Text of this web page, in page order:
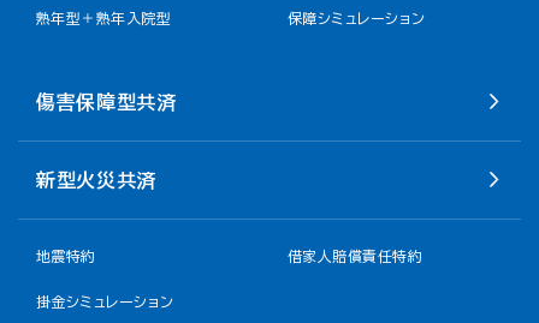
熟年型＋熟年入院型 保障シミュレーション
傷害保障型共済
新型火災共済
地震特約 借家人賠償責任特約
掛金シミュレーション